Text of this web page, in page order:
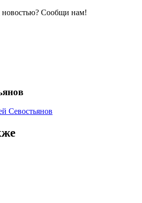
новостью? Сообщи нам!
Севостьянов